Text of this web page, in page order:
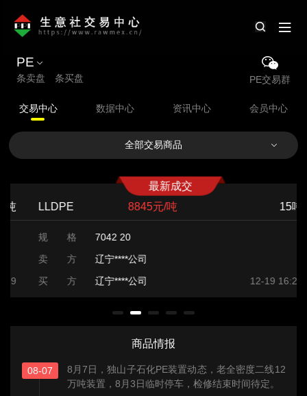
PE
条卖盘 条买盘 PE交易群
交易中心 数据中心 资讯中心 会员中心
全部交易商品
最新成交
LLDPE
8845元/吨 15吨
规 格
7042 20
卖 方
辽宁****公司
买 方
辽宁****公司 12-19 16:29
商品情报
08-07
8月7日，独山子石化PE装置动态，老全密度二线12
万吨装置，8月3日临时停车，检修结束时间待定。